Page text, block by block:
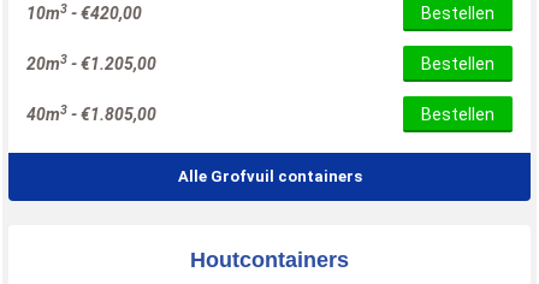
10m3 -€420,00 Bestellen
20m3 -€1.205,00 Bestellen
40m3 -€1.805,00 Bestellen
Alle Grofvuil containers
Houtcontainers